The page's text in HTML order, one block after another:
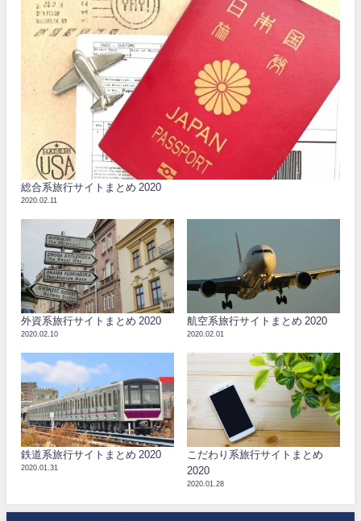
総合系旅行サイトまとめ 2020
2020.02.11
外資系旅行サイトまとめ 2020
2020.02.10
航空系旅行サイトまとめ 2020
2020.02.01
鉄道系旅行サイトまとめ 2020
2020.01.31
こだわり系旅行サイトまとめ
2020
2020.01.28